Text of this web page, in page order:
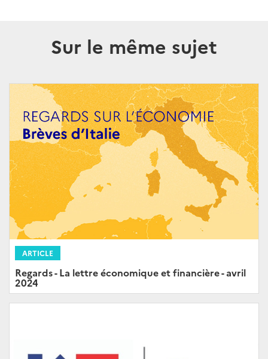
Sur le même sujet
ARTICLE
Regards - La lettre économique et financière - avril
2024